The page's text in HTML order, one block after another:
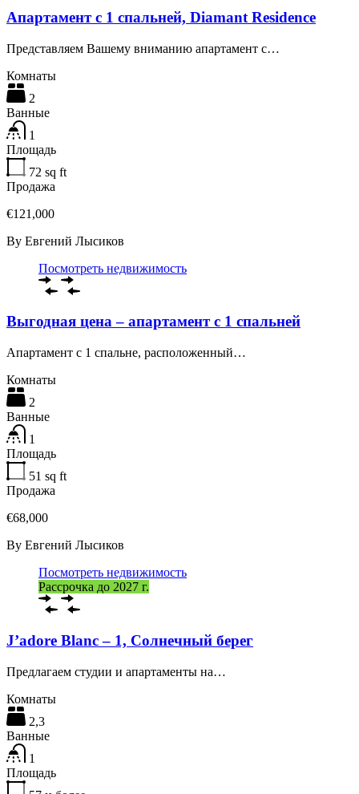
Апартамент с 1 спальней, Diamant Residence
Представляем Вашему вниманию апартамент с…
Комнаты
2
Ванные
1
Площадь
72 sq ft
Продажа
€121,000
By Евгений Лысиков
Посмотреть недвижимость
Выгодная цена – апартамент с 1 спальней
Апартамент с 1 спальне, расположенный…
Комнаты
2
Ванные
1
Площадь
51 sq ft
Продажа
€68,000
By Евгений Лысиков
Посмотреть недвижимость
Рассрочка до 2027 г.
J’adore Blanc – 1, Солнечный берег
Предлагаем студии и апартаменты на…
Комнаты
2,3
Ванные
1
Площадь